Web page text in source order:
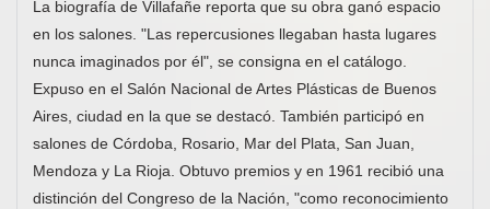
La biografía de Villafañe reporta que su obra ganó espacio
en los salones. "Las repercusiones llegaban hasta lugares
nunca imaginados por él", se consigna en el catálogo.
Expuso en el Salón Nacional de Artes Plásticas de Buenos
Aires, ciudad en la que se destacó. También participó en
salones de Córdoba, Rosario, Mar del Plata, San Juan,
Mendoza y La Rioja. Obtuvo premios y en 1961 recibió una
distinción del Congreso de la Nación, "como reconocimiento